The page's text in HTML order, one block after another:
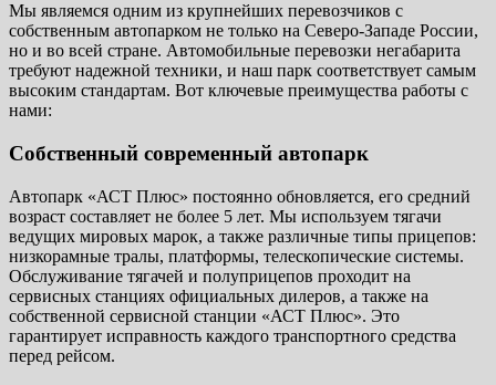
Мы являемся одним из крупнейших перевозчиков с
собственным автопарком не только на Северо-Западе России,
но и во всей стране. Автомобильные перевозки негабарита
требуют надежной техники, и наш парк соответствует самым
высоким стандартам. Вот ключевые преимущества работы с
нами:
Собственный современный автопарк
Автопарк «АСТ Плюс» постоянно обновляется, его средний
возраст составляет не более 5 лет. Мы используем тягачи
ведущих мировых марок, а также различные типы прицепов:
низкорамные тралы, платформы, телескопические системы.
Обслуживание тягачей и полуприцепов проходит на
сервисных станциях официальных дилеров, а также на
собственной сервисной станции «АСТ Плюс». Это
гарантирует исправность каждого транспортного средства
перед рейсом.